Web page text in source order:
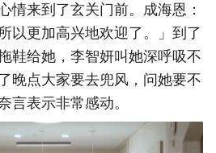
情来到了玄关门前。成海恩：
以更加高兴地欢迎了。」到了
鞋给她，李智妍叫她深呼吸不
晚点大家要去兜风，问她要不
言表示非常感动。